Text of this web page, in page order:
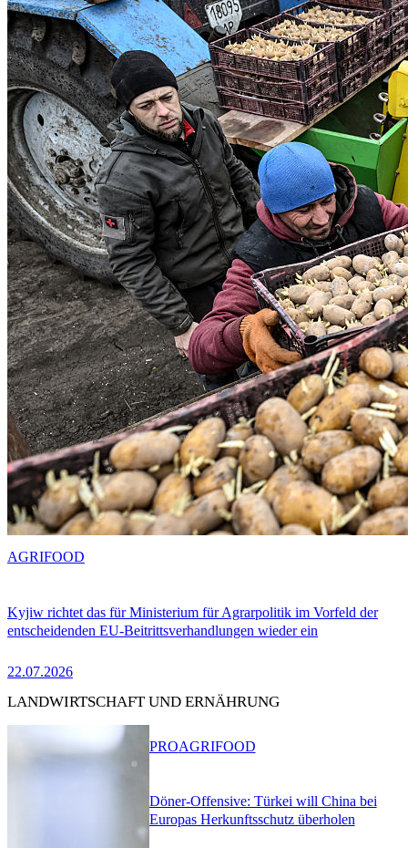
Kyjiw richtet das für Ministerium für Agrarpolitik im Vorfeld der
entscheidenden EU-Beitrittsverhandlungen wieder ein
22.07.2026
AGRIFOOD
LANDWIRTSCHAFT UND ERNÄHRUNG
Döner-Offensive: Türkei will China bei
Europas Herkunftsschutz überholen
PROAGRIFOOD